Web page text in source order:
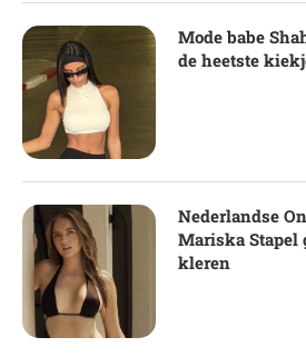
Mode babe
de heetste
Nederlandse
Mariska Stapel
kleren